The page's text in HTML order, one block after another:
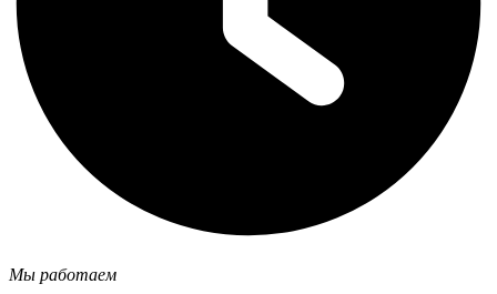
Мы работаем